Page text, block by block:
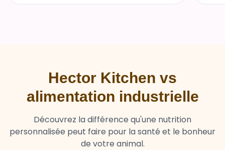
Hector Kitchen vs
alimentation industrielle
Découvrez la différence qu'une nutrition
personnalisée peut faire pour la santé et le bonheur
de votre animal.